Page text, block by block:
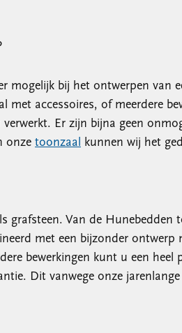
mogelijk bij het ontwerpen
met accessoires, of meerdere
Er zijn bijna geen
onze toonzaal kunnen wij het
Van de Hunebedden
met een bijzonder
bewerkingen kunt u een
Dit vanwege onze